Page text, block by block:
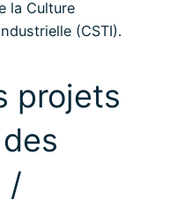
la Culture
(CSTI).
projets
/